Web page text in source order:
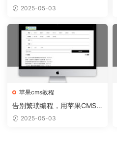
苹果CMS模板趋势
2025-05-03
苹果cms教程
告别繁琐编程，用苹果CMS
模板轻松搭建个性网站
2025-05-03